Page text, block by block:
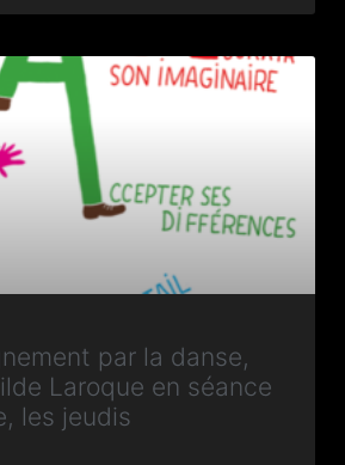
par la danse,
Laroque en séance
les jeudis